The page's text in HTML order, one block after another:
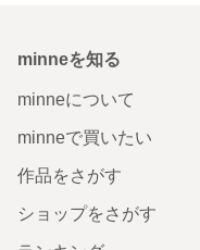
minneを知る
minneについて
minneで買いたい
作品をさがす
ショップをさがす